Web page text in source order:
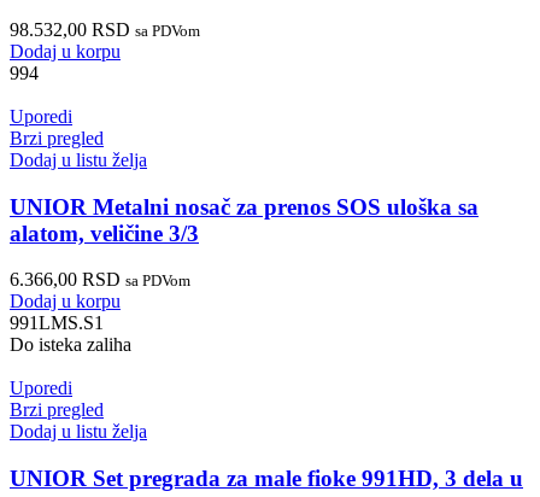
98.532,00 RSD sa PDVom
Dodaj u korpu
994
Uporedi
Brzi pregled
Dodaj u listu želja
UNIOR Metalni nosač za prenos SOS uloška sa
alatom, veličine 3/3
6.366,00 RSD sa PDVom
Dodaj u korpu
991LMS.S1
Do isteka zaliha
Uporedi
Brzi pregled
Dodaj u listu želja
UNIOR Set pregrada za male fioke 991HD, 3 dela u